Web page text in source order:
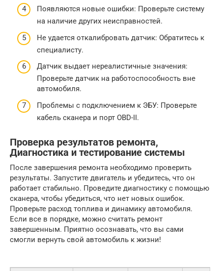
Появляются новые ошибки: Проверьте систему
на наличие других неисправностей.
Не удается откалибровать датчик: Обратитесь к
специалисту.
Датчик выдает нереалистичные значения:
Проверьте датчик на работоспособность вне
автомобиля.
Проблемы с подключением к ЭБУ: Проверьте
кабель сканера и порт OBD-II.
Проверка результатов ремонта,
Диагностика и тестирование системы
После завершения ремонта необходимо проверить
результаты. Запустите двигатель и убедитесь, что он
работает стабильно. Проведите диагностику с помощью
сканера, чтобы убедиться, что нет новых ошибок.
Проверьте расход топлива и динамику автомобиля.
Если все в порядке, можно считать ремонт
завершенным. Приятно осознавать, что вы сами
смогли вернуть свой автомобиль к жизни!